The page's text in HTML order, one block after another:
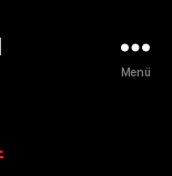
Menü